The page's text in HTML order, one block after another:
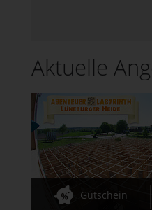
Aktuelle
Gutschein